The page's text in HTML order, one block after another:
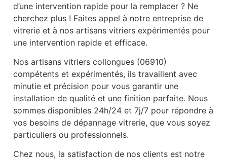
d’une intervention rapide pour la remplacer ? Ne
cherchez plus ! Faites appel à notre entreprise de
vitrerie et à nos artisans vitriers expérimentés pour
une intervention rapide et efficace.
Nos artisans vitriers collongues (06910)
compétents et expérimentés, ils travaillent avec
minutie et précision pour vous garantir une
installation de qualité et une finition parfaite. Nous
sommes disponibles 24h/24 et 7j/7 pour répondre à
vos besoins de dépannage vitrerie, que vous soyez
particuliers ou professionnels.
Chez nous, la satisfaction de nos clients est notre